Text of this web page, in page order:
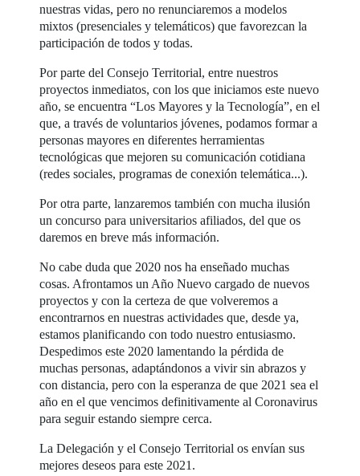
nuestras vidas, pero no renunciaremos a modelos
mixtos (presenciales y telemáticos) que favorezcan la
participación de todos y todas.
Por parte del Consejo Territorial, entre nuestros
proyectos inmediatos, con los que iniciamos este nuevo
año, se encuentra “Los Mayores y la Tecnología”, en el
que, a través de voluntarios jóvenes, podamos formar a
personas mayores en diferentes herramientas
tecnológicas que mejoren su comunicación cotidiana
(redes sociales, programas de conexión telemática...).
Por otra parte, lanzaremos también con mucha ilusión
un concurso para universitarios afiliados, del que os
daremos en breve más información.
No cabe duda que 2020 nos ha enseñado muchas
cosas. Afrontamos un Año Nuevo cargado de nuevos
proyectos y con la certeza de que volveremos a
encontrarnos en nuestras actividades que, desde ya,
estamos planificando con todo nuestro entusiasmo.
Despedimos este 2020 lamentando la pérdida de
muchas personas, adaptándonos a vivir sin abrazos y
con distancia, pero con la esperanza de que 2021 sea el
año en el que vencimos definitivamente al Coronavirus
para seguir estando siempre cerca.
La Delegación y el Consejo Territorial os envían sus
mejores deseos para este 2021.